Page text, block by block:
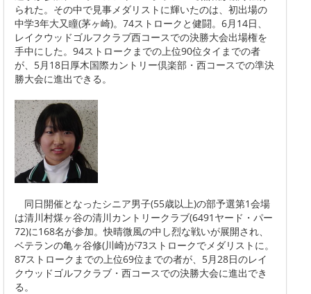
られた。その中で見事メダリストに輝いたのは、初出場の
中学3年大又瞳(茅ヶ崎)。74ストロークと健闘。6月14日、
レイクウッドゴルフクラブ西コースでの決勝大会出場権を
手中にした。94ストロークまでの上位90位タイまでの者
が、5月18日厚木国際カントリー倶楽部・西コースでの準決
勝大会に進出できる。
同日開催となったシニア男子(55歳以上)の部予選第1会場
は清川村煤ヶ谷の清川カントリークラブ(6491ヤード・パー
72)に168名が参加。快晴微風の中し烈な戦いが展開され、
ベテランの亀ヶ谷修(川崎)が73ストロークでメダリストに。
87ストロークまでの上位69位までの者が、5月28日のレイ
クウッドゴルフクラブ・西コースでの決勝大会に進出でき
る。